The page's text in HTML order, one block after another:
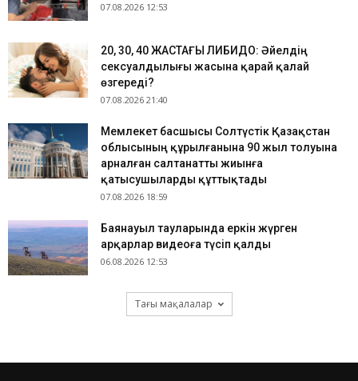
07.08.2026 12:53
​20, 30, 40 ЖАСТАҒЫ ЛИБИДО: Әйелдің
сексуалдылығы жасына қарай қалай
өзгереді?
07.08.2026 21:40
Мемлекет басшысы Солтүстік Қазақстан
облысының құрылғанына 90 жыл толуына
арналған салтанатты жиынға
қатысушыларды құттықтады
07.08.2026 18:59
Баянауыл тауларында еркін жүрген
арқарлар видеоға түсіп қалды
06.08.2026 12:53
Тағы мақалалар